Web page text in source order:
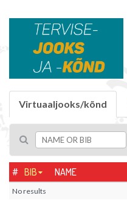
Virtuaaljooks/kõnd
# BIB NAME
No results